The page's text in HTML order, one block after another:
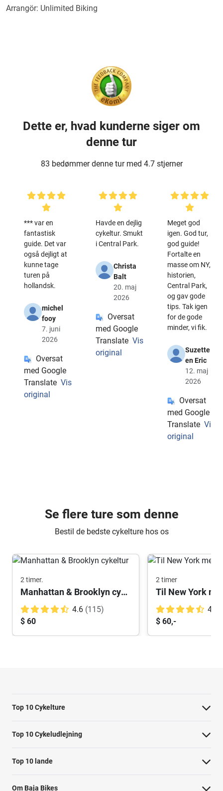
Arrangör: Unlimited Biking
Dette er, hvad kunderne siger om
denne tur
83 bedømmer denne tur med 4.7 stjerner
*** var en
fantastisk
guide. Det var
også dejligt at
kunne tage
turen på
hollandsk.
michel
fooy
7. juni
2026
Oversat
med Google
Translate Vis
original
Havde en dejlig
cykeltur. Smukt
i Central Park.
Christa
Balt
20. maj
2026
Oversat
med Google
Translate Vis
original
Meget god
igen. God tur,
god guide!
Fortalte en
masse om NY,
historien,
Central Park,
og gav gode
tips. Tak igen
for de gode
minder, vi fik.
Suzette
en Eric
12. maj
2026
Oversat
med Google
Translate Vis
original
Se flere ture som denne
Bestil de bedste cykelture hos os
2 timer.
Manhattan & Brooklyn cykeltur
4.6 (115)
$ 60
2 timer
Til New York
4.7
$ 60,-
Top 10 Cykelture
Cykeltur i Barcelona: højdepunkterne
Cykeltur i Berlin: højdepunkterne
Tur til Paris: højdepunkter
Rom højdepunkter cykeltur
Top 10 Cykeludlejning
Barcelona Cykeludlejning
Berlin Cykeludlejning
Top 10 lande
Cykelture i Holland
Om Baja Bikes